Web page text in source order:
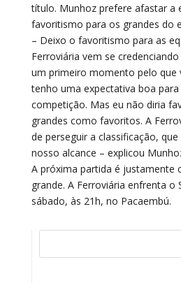
título. Munhoz prefere afastar a
favoritismo para os grandes do
– Deixo o favoritismo para as
Ferroviária vem se
um primeiro momento pelo que
tenho uma expectativa boa para
competição. Mas eu não diria
grandes como favoritos. A
de perseguir a classificação,
nosso alcance – explicou
A próxima partida é justamente
grande. A Ferroviária enfrenta o
sábado, às 21h, no Pacaembú.